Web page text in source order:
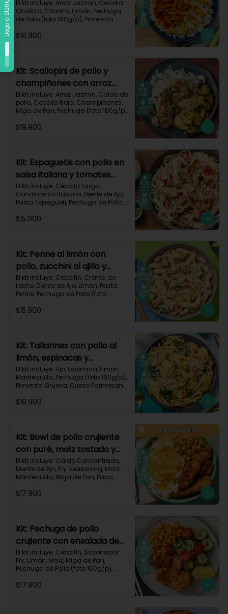
vegetales-109
El kit incluye: Arroz Jazmín, Cebolla
Chalota, Cilantro, Limón, Pechuga
de Pollo (foto 160g/p), Pimentón
Teriyaki, Receta Impresa.
$16.900
Kit: Scallopini de pollo y
champiñones con arroz
jazmín-5
El kit incluye: Arroz Jazmin, Caldo de
pollo, Cebolla Roja, Champiñones,
Miga de Pan, Pechuga (foto 160g/p),
Receta impresa.
$19.900
Kit: Espaguetis con pollo en
salsa italiana y tomates
uvalina-129
El kit incluye: Cebolla Larga,
Condimento Italiano, Diente de Ajo,
Pasta Espagueti, Pechuga de Pollo
Parmesano, Tomate Tipo Cherry,
Proteínas 49g
$15.900
Kit: Penne al limón con
pollo, zucchini al ajillo y
cebollín-111
El kit incluye: Cebollín, Crema de
Leche, Diente de Ajo, Limón, Pasta
Penne, Pechuga de Pollo (foto
Zucchini Verde, Receta Impresa.
$15.900
Kit: Tallarines con pollo al
limón, espinacas y
parmesano-68
El kit incluye: Ajo, Espinaca, Limón,
Mantequilla, Pechuga (foto 160g/p),
Pimienta Gruesa, Queso Parmesano,
$16.900
Kit: Bowl de pollo crujiente
con puré, maíz tostado y
queso monterey-140
El kit incluye: Caldo Concentrado,
Diente de Ajo, Fry Seasoning, Maíz,
Mantequilla, Miga de Pan, Papa
160g/p), Queso Monterey Jack, Sour
Grasas 62g | Proteínas 49g
$17.900
Kit: Pechuga de pollo
crujiente con ensalada de
pepino y maíz-8
El kit incluye: Cebollín, Sazonador
Fry, Limón, Maíz, Miga de Pan,
Pechuga de Pollo (foto 160g/p),
Cherry y Receta Impresa.
$17.900